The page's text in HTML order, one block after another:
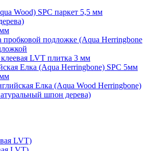
Wood) SPC паркет 5,5 мм
пробковой подложке (Aqua Herringbone
LVT плитка 3 мм
Елка (Aqua Herringbone) SPC 5мм
Елка (Aqua Wood Herringbone)
шпон дерева)
LVT)